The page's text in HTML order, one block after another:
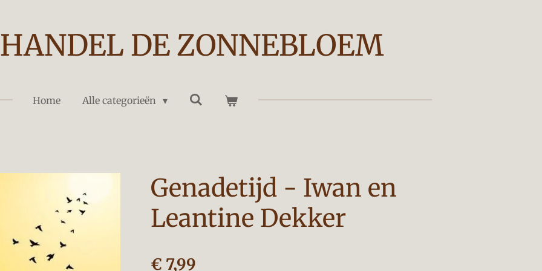
DE ZONNEBLOEM
Home Alle categorieën
Genadetijd - Iwan en
Leantine Dekker
€ 7,99